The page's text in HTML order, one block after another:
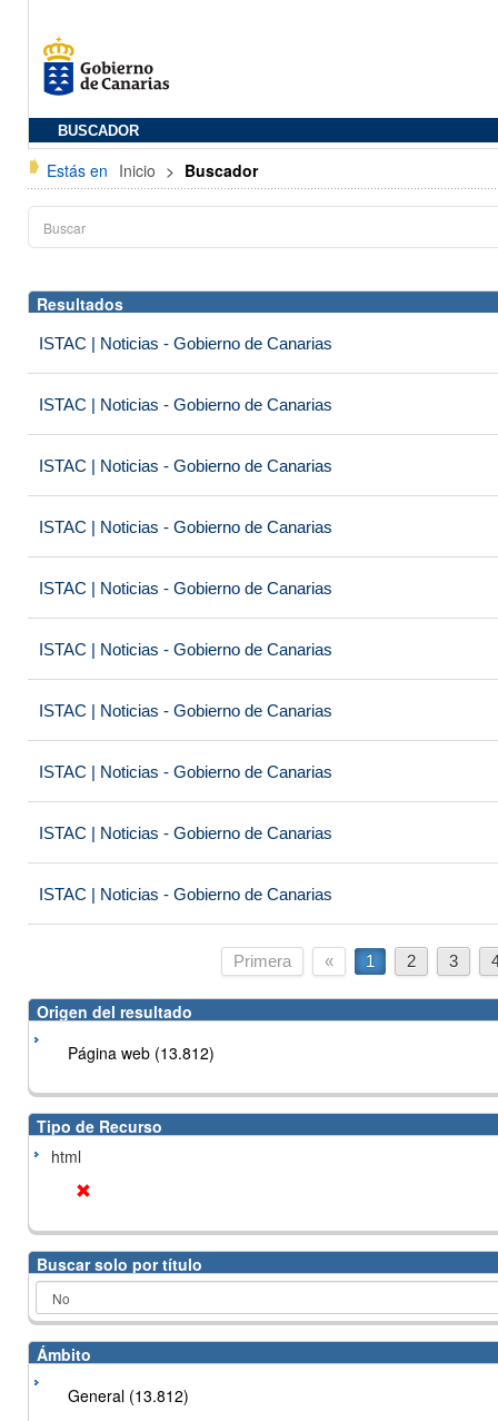
BUSCADOR
Estás en Inicio > Buscador
Resultados
ISTAC | Noticias - Gobierno de Canarias
ISTAC | Noticias - Gobierno de Canarias
ISTAC | Noticias - Gobierno de Canarias
ISTAC | Noticias - Gobierno de Canarias
ISTAC | Noticias - Gobierno de Canarias
ISTAC | Noticias - Gobierno de Canarias
ISTAC | Noticias - Gobierno de Canarias
ISTAC | Noticias - Gobierno de Canarias
ISTAC | Noticias - Gobierno de Canarias
ISTAC | Noticias - Gobierno de Canarias
Primera « 1 2 3
Origen del resultado
Página web (13.812)
Tipo de Recurso
html
Buscar solo por título
Ámbito
General (13.812)